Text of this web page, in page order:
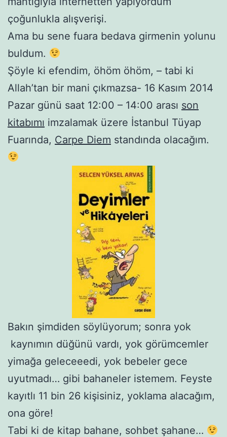
çoğunlukla alışverişi.
Ama bu sene fuara bedava girmenin yolunu
buldum.
Şöyle ki efendim, öhöm öhöm, – tabi ki
Allah’tan bir mani çıkmazsa- 16 Kasım 2014
Pazar günü saat 12:00 – 14:00 arası son
kitabımı imzalamak üzere İstanbul Tüyap
Fuarında, Carpe Diem standında olacağım.
Bakın şimdiden söylüyorum; sonra yok
kaynımın düğünü vardı, yok görümcemler
yimağa geleceeedi, yok bebeler gece
uyutmadı… gibi bahaneler istemem. Feyste
kayıtlı 11 bin 26 kişisiniz, yoklama alacağım,
ona göre!
Tabi ki de kitap bahane, sohbet şahane…